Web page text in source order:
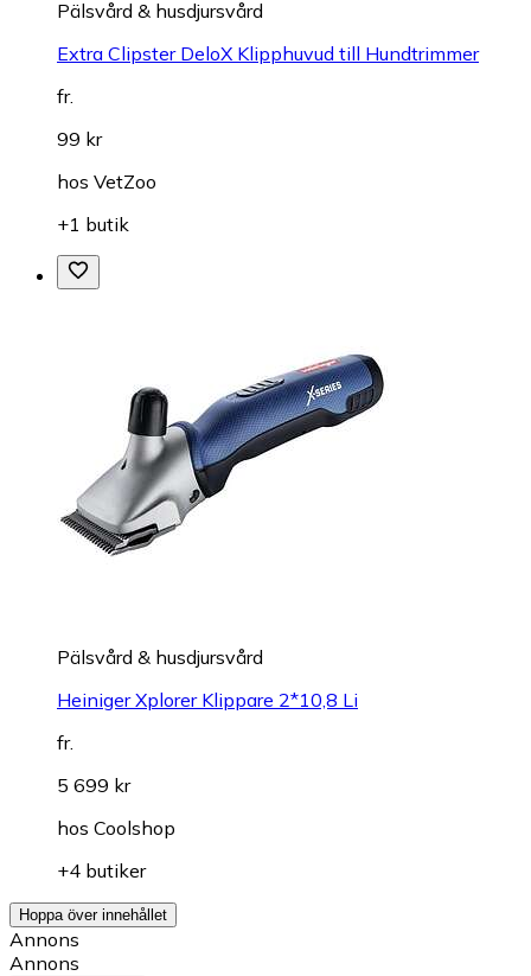
Pälsvård & husdjursvård
Extra Clipster DeloX Klipphuvud till Hundtrimmer
fr.
99 kr
hos VetZoo
+1 butik
Pälsvård & husdjursvård
Heiniger Xplorer Klippare 2*10,8 Li
fr.
5 699 kr
hos Coolshop
+4 butiker
Hoppa över innehållet
Annons
Annons